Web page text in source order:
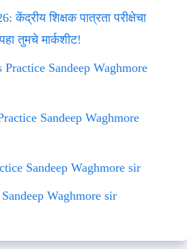
केंद्रीय शिक्षक पात्रता परीक्षेचा
तुमचे मार्कशीट!
Sandeep Waghmore
Sandeep Waghmore
Sandeep Waghmore sir
Waghmore sir